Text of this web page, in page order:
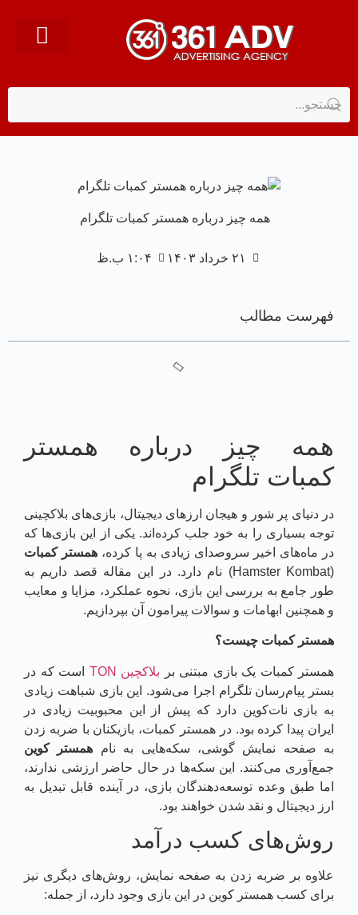
همه چیز درباره همستر کمبات تلگرام
۲۱ خرداد ۱۴۰۳ ۱:۰۴ ب.ظ
فهرست مطالب
همه چیز درباره همستر
کمبات تلگرام
در دنیای پر شور و هیجان ارزهای دیجیتال، بازی‌های بلاکچینی
توجه بسیاری را به خود جلب کرده‌اند. یکی از این بازی‌ها که
در ماه‌های اخیر سروصدای زیادی به پا کرده،همستر کمبات
(Hamster Kombat) نام دارد. در این مقاله قصد داریم به
طور جامع به بررسی این بازی، نحوه عملکرد، مزایا و معایب
و همچنین ابهامات و سوالات پیرامون آن بپردازیم.
همستر کمبات چیست؟
همستر کمبات یک بازی مبتنی بر بلاکچین TON
است که در
بستر پیام‌رسان تلگرام اجرا می‌شود. این بازی شباهت زیادی
به بازی نات‌کوین دارد که پیش از این محبوبیت زیادی در
ایران پیدا کرده بود. در همستر کمبات، بازیکنان با ضربه زدن
به صفحه نمایش گوشی، سکه‌هایی به نام
همستر کوین
جمع‌آوری می‌کنند. این سکه‌ها در حال حاضر ارزشی ندارند،
اما طبق وعده توسعه‌دهندگان بازی، در آینده قابل تبدیل به
ارز دیجیتال و نقد شدن خواهند بود.
روش‌های کسب درآمد
علاوه بر ضربه زدن به صفحه نمایش، روش‌های دیگری نیز
برای کسب همستر کوین در این بازی وجود دارد، از جمله: